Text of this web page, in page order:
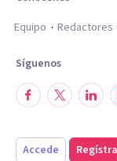
Equipo
Redactores
Síguenos
Accede